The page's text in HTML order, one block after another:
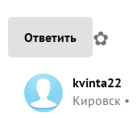
Ответить ✿
kvinta22
Кировск